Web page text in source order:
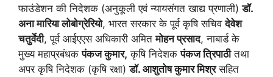
फाउंडेशन की निदेशक (अनुकूली एवं न्यायसंगत खाद्य प्रणाली)डॉ.
अना मारिया लोबोग्रेरियो, भारत सरकार के पूर्व कृषि सचिवदेवेश
चतुर्वेदी, पूर्व आईएएस अधिकारी अमितमोहन प्रसाद, नाबार्ड के
मुख्य महाप्रबंधकपंकज कुमार, कृषि निदेशकपंकज त्रिपाठीतथा
अपर कृषि निदेशक (कृषि रक्षा)डॉ. आशुतोष कुमार मिश्रसहित